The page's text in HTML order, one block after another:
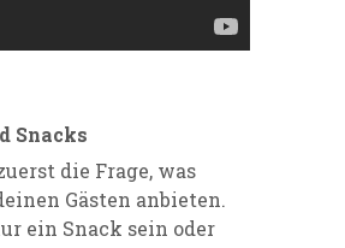
Snacks
die Frage, was
Gästen anbieten.
ein Snack sein oder